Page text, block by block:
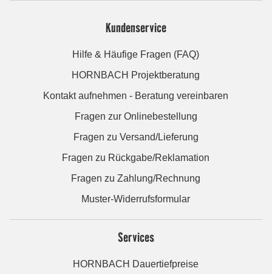
Kundenservice
Hilfe & Häufige Fragen (FAQ)
HORNBACH Projektberatung
Kontakt aufnehmen - Beratung vereinbaren
Fragen zur Onlinebestellung
Fragen zu Versand/Lieferung
Fragen zu Rückgabe/Reklamation
Fragen zu Zahlung/Rechnung
Muster-Widerrufsformular
Services
HORNBACH Dauertiefpreise